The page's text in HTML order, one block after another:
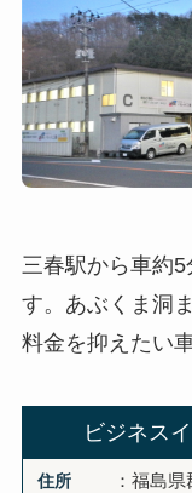
三春駅から車約
す。あぶくま洞
料金を抑えたい
ビジネス
住所 ：福島